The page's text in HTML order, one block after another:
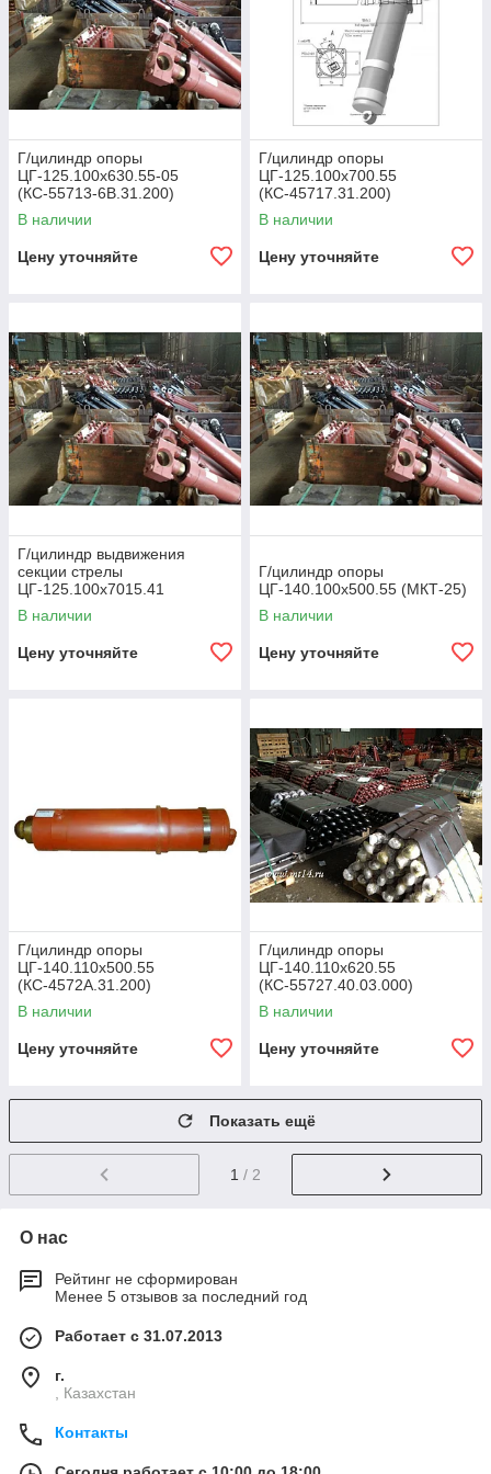
Г/цилиндр опоры
ЦГ-125.100х630.55-05
(КС-55713-6В.31.200)
В наличии
Цену уточняйте
Г/цилиндр опоры
ЦГ-125.100х700.55
(КС-45717.31.200)
В наличии
Цену уточняйте
Г/цилиндр выдвижения
секции стрелы
ЦГ-125.100х7015.41
(КС-55713-1К-2.63.900)
В наличии
Цену уточняйте
Г/цилиндр опоры
ЦГ-140.100х500.55 (МКТ-25)
В наличии
Цену уточняйте
Г/цилиндр опоры
ЦГ-140.110х500.55
(КС-4572А.31.200)
В наличии
Цену уточняйте
Г/цилиндр опоры
ЦГ-140.110х620.55
(КС-55727.40.03.000)
В наличии
Цену уточняйте
Показать ещё
1 / 2
О нас
Рейтинг не сформирован
Менее 5 отзывов за последний год
Работает с 31.07.2013
г.
, Казахстан
Контакты